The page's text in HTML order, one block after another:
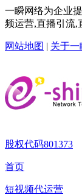
一瞬网络为企业
频运营,直播引流,
网站地图 | 关于一
股权代码801373
首页
短视频代运营